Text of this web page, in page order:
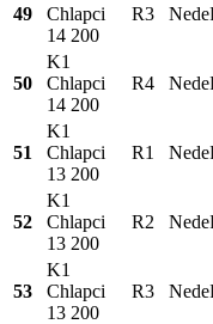
49
Chlapci
14 200
R3
50
K1
Chlapci
14 200
R4
51
K1
Chlapci
13 200
R1
52
K1
Chlapci
13 200
R2
53
K1
Chlapci
13 200
R3